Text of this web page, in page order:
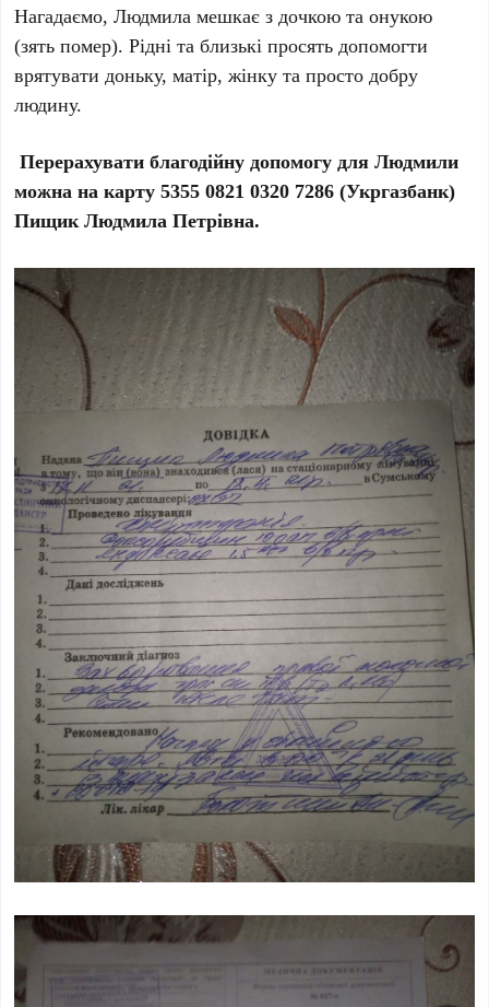
Нагадаємо, Людмила мешкає з дочкою та онукою
(зять помер). Рідні та близькі просять допомогти
врятувати доньку, матір, жінку та просто добру
людину.
Перерахувати благодійну допомогу для Людмили
можна на карту 5355 0821 0320 7286 (Укргазбанк)
Пищик Людмила Петрівна.